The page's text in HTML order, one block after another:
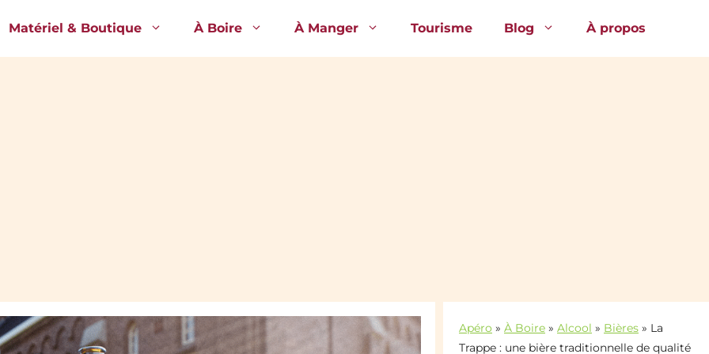
Matériel & Boutique À Boire À Manger Tourisme Blog À propos
Apéro » À Boire » Alcool » Bières » La
Trappe : une bière traditionnelle de qualité